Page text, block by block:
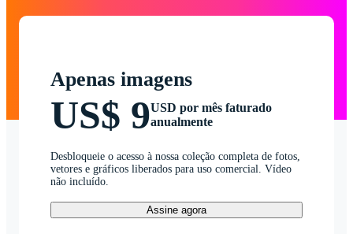
Apenas imagens
US$ 9USD por mês faturado
anualmente
Desbloqueie o acesso à nossa coleção completa de fotos,
vetores e gráficos liberados para uso comercial. Vídeo
não incluído.
Assine agora